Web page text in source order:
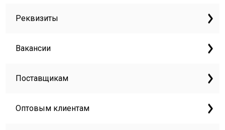
Реквизиты
Вакансии
Поставщикам
Оптовым клиентам